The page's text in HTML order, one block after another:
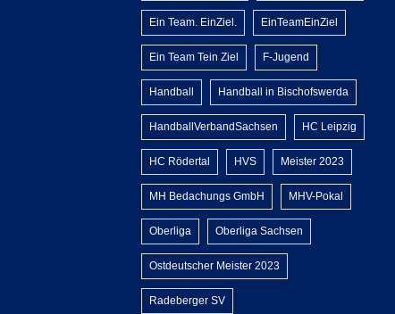
Ein Team. EinZiel. EinTeamEinZiel
Ein Team Tein Ziel F-Jugend
Handball Handball in Bischofswerda
HandballVerbandSachsen HC Leipzig
HC Rödertal HVS Meister 2023
MH Bedachungs GmbH MHV-Pokal
Oberliga Oberliga Sachsen
Ostdeutscher Meister 2023
Radeberger SV